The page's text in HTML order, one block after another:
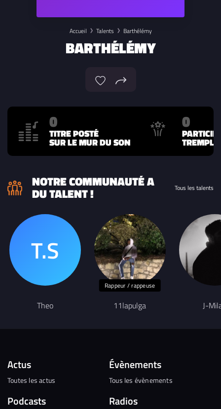
Accueil Talents Barthélémy
BARTHÉLÉMY
0
TITRE POSTÉ
SUR LE MUR DU SON
0
NOTRE COMMUNAUTÉ A
DU TALENT ! Tous les talents
Theo
Rappeur / rappeuse
11lapulga J-
Actus
Toutes les actus
Podcasts
Évènements
Tous les évènements
Radios